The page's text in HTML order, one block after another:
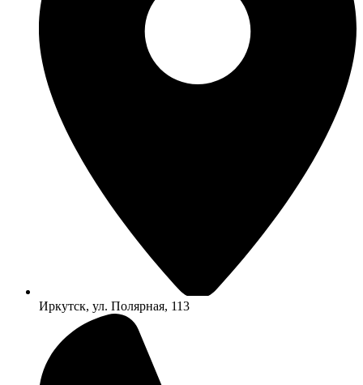
Иркутск, ул. Полярная, 113